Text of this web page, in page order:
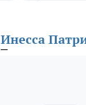
Инесса